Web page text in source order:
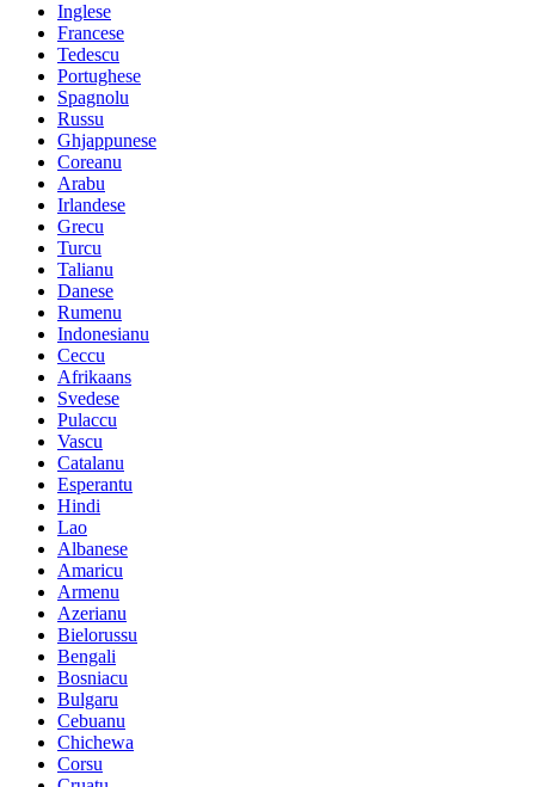
Inglese
Francese
Tedescu
Portughese
Spagnolu
Russu
Ghjappunese
Coreanu
Arabu
Irlandese
Grecu
Turcu
Talianu
Danese
Rumenu
Indonesianu
Ceccu
Afrikaans
Svedese
Pulaccu
Vascu
Catalanu
Esperantu
Hindi
Lao
Albanese
Amaricu
Armenu
Azerianu
Bielorussu
Bengali
Bosniacu
Bulgaru
Cebuanu
Chichewa
Corsu